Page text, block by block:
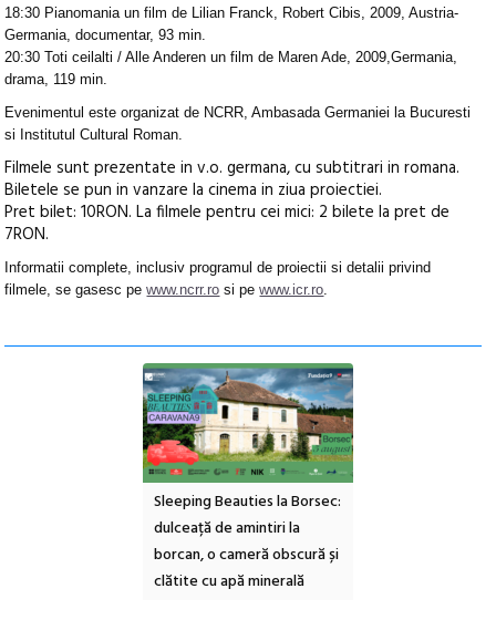
18:30 Pianomania un film de Lilian Franck, Robert Cibis, 2009, Austria-
Germania, documentar, 93 min.
20:30 Toti ceilalti / Alle Anderen un film de Maren Ade, 2009,Germania,
drama, 119 min.
Evenimentul este organizat de NCRR, Ambasada Germaniei la Bucuresti
si Institutul Cultural Roman.
Filmele sunt prezentate in v.o. germana, cu subtitrari in romana.
Biletele se pun in vanzare la cinema in ziua proiectiei.
Pret bilet: 10RON. La filmele pentru cei mici: 2 bilete la pret de
7RON.
Informatii complete, inclusiv programul de proiectii si detalii privind
filmele, se gasesc pewww.ncrr.ro si pewww.icr.ro.
Sleeping Beauties la Borsec:
dulceață de amintiri la
borcan, o cameră obscură și
clătite cu apă minerală